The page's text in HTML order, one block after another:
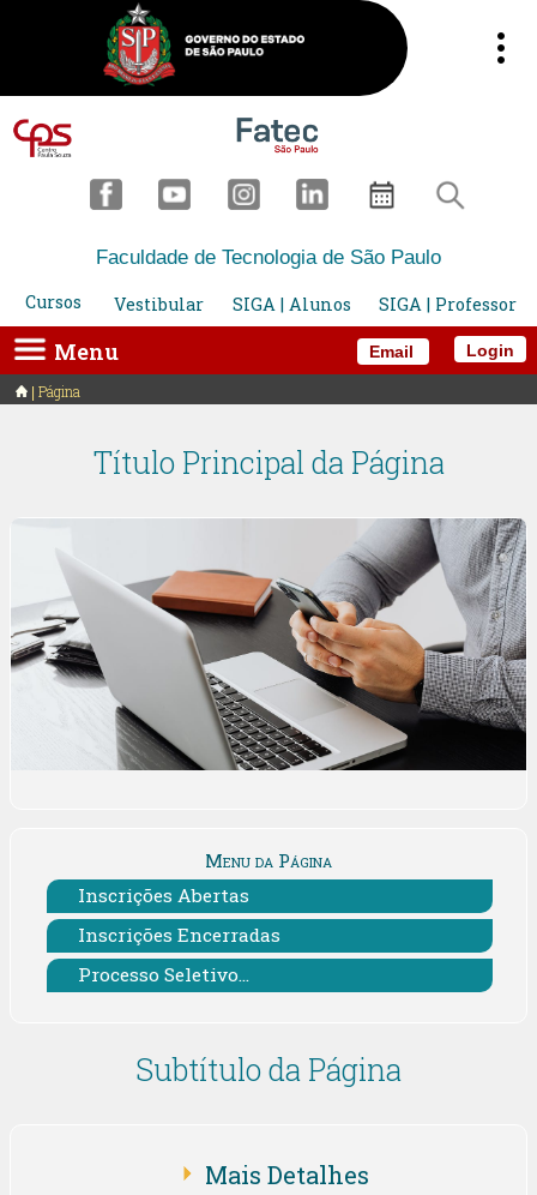
Email
Faculdade de Tecnologia de São Paulo
Cursos
Vestibular SIGA | Alunos SIGA | Professor
Menu Login
Página
Título Principal da Página
Menu da Página
Inscrições Abertas
Inscrições Encerradas
Processo Seletivo...
Subtítulo da Página
Mais Detalhes